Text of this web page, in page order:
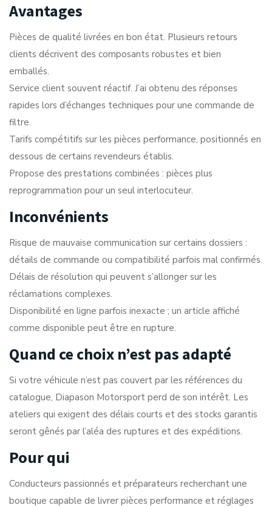
Avantages
Pièces de qualité livrées en bon état. Plusieurs retours
clients décrivent des composants robustes et bien
emballés.
Service client souvent réactif. J’ai obtenu des réponses
rapides lors d’échanges techniques pour une commande de
filtre.
Tarifs compétitifs sur les pièces performance, positionnés en
dessous de certains revendeurs établis.
Propose des prestations combinées : pièces plus
reprogrammation pour un seul interlocuteur.
Inconvénients
Risque de mauvaise communication sur certains dossiers :
détails de commande ou compatibilité parfois mal confirmés.
Délais de résolution qui peuvent s’allonger sur les
réclamations complexes.
Disponibilité en ligne parfois inexacte ; un article affiché
comme disponible peut être en rupture.
Quand ce choix n’est pas adapté
Si votre véhicule n’est pas couvert par les références du
catalogue, Diapason Motorsport perd de son intérêt. Les
ateliers qui exigent des délais courts et des stocks garantis
seront gênés par l’aléa des ruptures et des expéditions.
Pour qui
Conducteurs passionnés et préparateurs recherchant une
boutique capable de livrer pièces performance et réglages